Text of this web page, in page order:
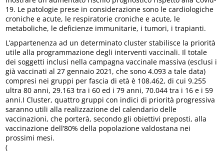
19. Le patologie prese in considerazione sono le cardiologiche
croniche e acute, le respiratorie croniche e acute, le
metaboliche, le deficienze immunitarie, i tumori, i trapianti.
L’appartenenza ad un determinato cluster stabilisce la priorità
utile alla programmazione degli interventi vaccinali. Il totale
dei soggetti inclusi nella campagna vaccinale massiva (esclusi i
già vaccinati al 27 gennaio 2021, che sono 4.093 a tale data)
compresi nei gruppi per fascia di età è 108.462, di cui 9.255
ultra 80 anni, 29.163 tra i 60 ed i 79 anni, 70.044 tra i 16 e i 59
anni.I Cluster, quattro gruppi con indici di priorità progressiva
saranno utili alla realizzazione del calendario delle
vaccinazioni, che porterà, secondo gli obiettivi preposti, alla
vaccinazione dell’80% della popolazione valdostana nei
prossimi mesi.
(